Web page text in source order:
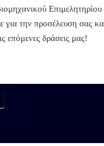
για την προσέλευση σας
επόμενες δράσεις μας!